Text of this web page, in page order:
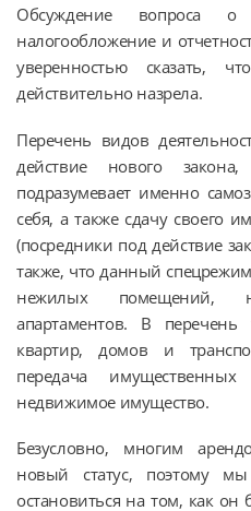
Обсуждение вопроса
налогообложение и
уверенностью сказать,
действительно назрела.
Перечень видов
действие нового
подразумевает именно
себя, а также сдачу своего
(посредники под действие
также, что данный
нежилых помещений,
апартаментов. В
квартир, домов и
передача
недвижимое имущество.
Безусловно, многим
новый статус, поэтому
остановиться на том, как